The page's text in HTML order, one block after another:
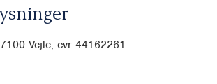
Vejle, cvr 44162261